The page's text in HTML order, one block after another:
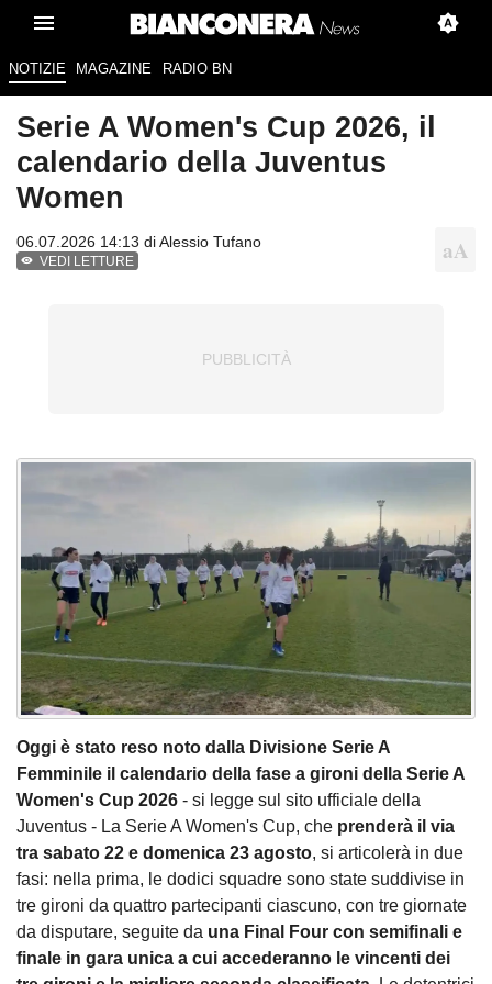
NOTIZIE MAGAZINE RADIO BN
Serie A Women's Cup 2026, il
calendario della Juventus
Women
06.07.2026 14:13 diAlessio Tufano
VEDI LETTURE
Oggi è stato reso noto dalla Divisione Serie A
Femminile il calendario della fase a gironi della Serie A
Women's Cup 2026 - si legge sul sito ufficiale della
Juventus - La Serie A Women's Cup, che prenderà il via
tra sabato 22 e domenica 23 agosto, si articolerà in due
fasi: nella prima, le dodici squadre sono state suddivise in
tre gironi da quattro partecipanti ciascuno, con tre giornate
da disputare, seguite da una Final Four con semifinali e
finale in gara unica a cui accederanno le vincenti dei